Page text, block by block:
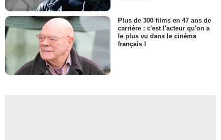
Plus de 300 films en 47 ans de
carrière : c'est l'acteur qu'on a
le plus vu dans le cinéma
français !